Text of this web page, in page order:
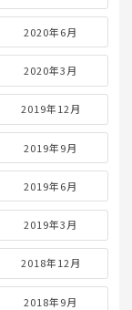
2020年6月
2020年3月
2019年12月
2019年9月
2019年6月
2019年3月
2018年12月
2018年9月